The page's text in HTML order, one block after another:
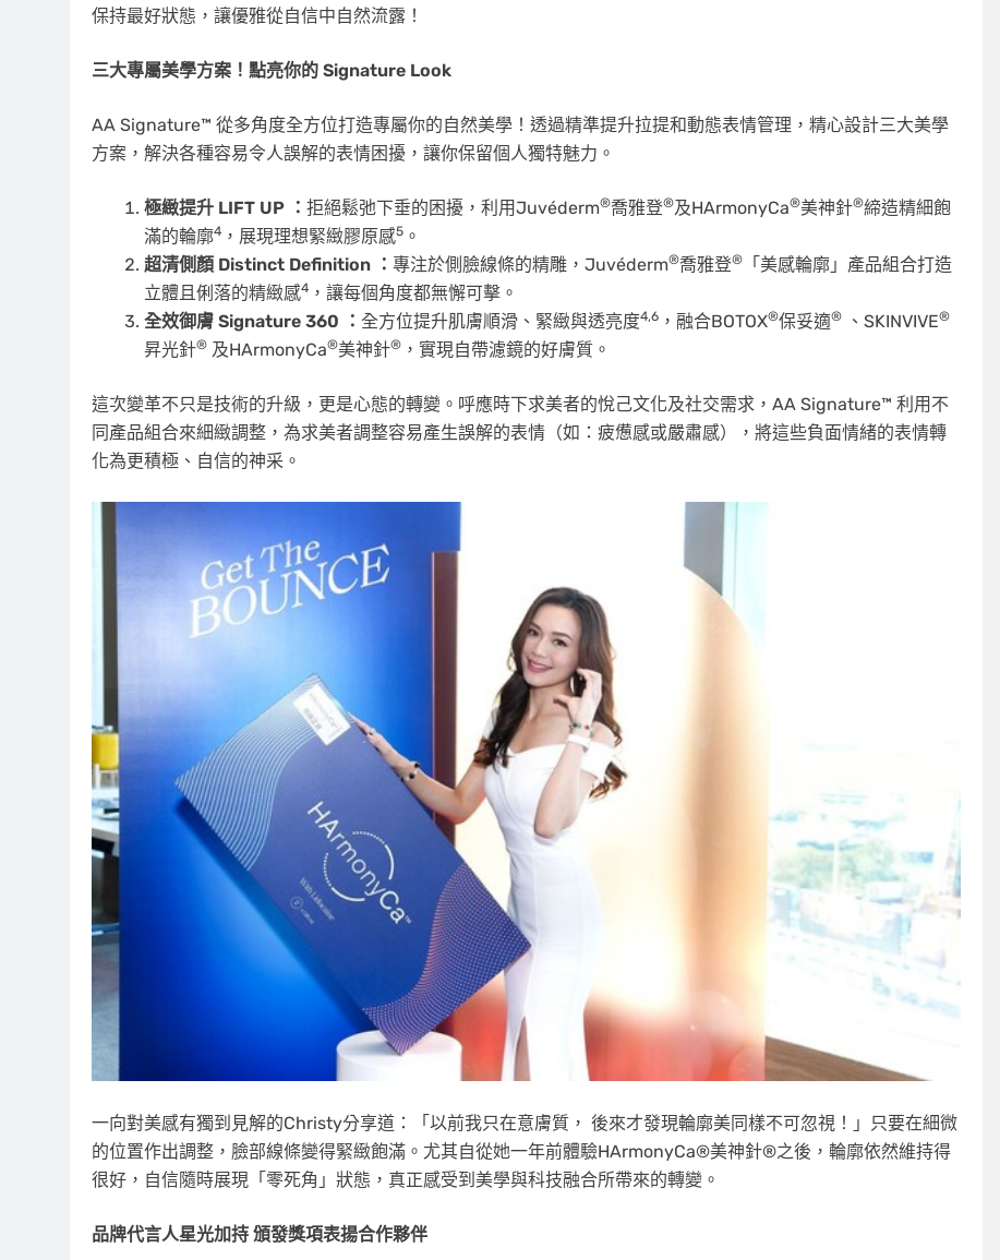
保持最好狀態，讓優雅從自信中自然流露！
三大專屬美學方案！點亮你的 Signature Look
AA Signature™ 從多角度全方位打造專屬你的自然美學！透過精準提升拉提和動態表情管理，精心設計三大美學
方案，解決各種容易令人誤解的表情困擾，讓你保留個人獨特魅力。
極緻提升 LIFT UP ： 拒絕鬆弛下垂的困擾，利用Juvéderm®喬雅登®及HArmonyCa®美神針®締造精細飽
滿的輪廓4 ，展現理想緊緻膠原感5 。
超清側顏 Distinct Definition ： 專注於側臉線條的精雕，Juvéderm®喬雅登®
「美感輪廓」產品組合打造
立體且俐落的精緻感4 ，讓每個角度都無懈可擊。
全效御膚 Signature 360 ： 全方位提升肌膚順滑、緊緻與透亮度4,6 ，融合BOTOX®保妥適® 、SKINVIVE®
昇光針® 及HArmonyCa®美神針® ，實現自帶濾鏡的好膚質。
這次變革不只是技術的升級，更是心態的轉變。呼應時下求美者的悅己文化及社交需求，AA Signature™ 利用不
同產品組合來細緻調整，為求美者調整容易產生誤解的表情（如：疲憊感或嚴肅感），將這些負面情緒的表情轉
化為更積極、自信的神采。
一向對美感有獨到見解的Christy分享道：「以前我只在意膚質， 後來才發現輪廓美同樣不可忽視！」只要在細微
的位置作出調整，臉部線條變得緊緻飽滿。尤其自從她一年前體驗HArmonyCa®美神針®之後，輪廓依然維持得
很好，自信隨時展現「零死角」狀態，真正感受到美學與科技融合所帶來的轉變。
品牌代言人星光加持 頒發獎項表揚合作夥伴